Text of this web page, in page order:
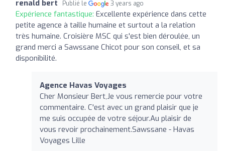
renald bert Publié le 3 years ago
Expérience fantastique: Excellente expérience dans cette
petite agence à taille humaine et surtout a la relation
très humaine. Croisière MSC qui s'est bien déroulée, un
grand merci a Sawssane Chicot pour son conseil, et sa
disponibilité.
Agence Havas Voyages
Cher Monsieur Bert,Je vous remercie pour votre
commentaire. C'est avec un grand plaisir que je
me suis occupée de votre séjour.Au plaisir de
vous revoir prochainement.Sawssane - Havas
Voyages Lille